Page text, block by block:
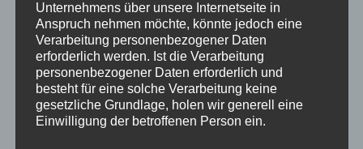
sind Wissensriesen, aber Umsetzungszwerke. Fange
jetzt sofort an Still zu werden und dein Atem zu
beobachten.
Fazit
Eine Kündigung, ob selbst gewählt oder ungewollt,
Unternehmens über unsere Internetseite in
Anspruch nehmen möchte, könnte jedoch eine
Verarbeitung personenbezogener Daten
erforderlich werden. Ist die Verarbeitung
personenbezogener Daten erforderlich und
besteht für eine solche Verarbeitung keine
gesetzliche Grundlage, holen wir generell eine
Einwilligung der betroffenen Person ein.